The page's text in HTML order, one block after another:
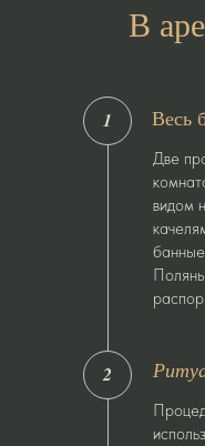
Две
видом
Весь
1
2
В